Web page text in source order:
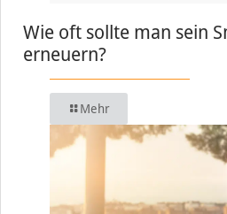
Wie oft sollte man sein
erneuern?
Mehr